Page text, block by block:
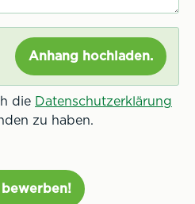
Anhang hochladen.
die Datenschutzerklärung
zu haben.